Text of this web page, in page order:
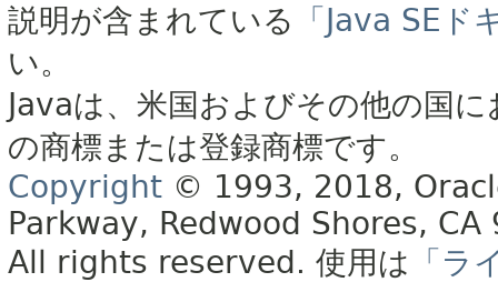
説明が含まれている
「Java SE
い。
Javaは、米国およびその他の国
の商標または登録商標です。
Copyright © 1993, 2018,
Parkway, Redwood Shores, CA
All rights reserved. 使用は 「ラ